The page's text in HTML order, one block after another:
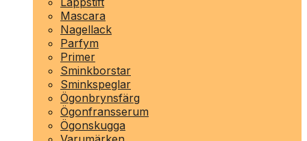
Mascara
Nagellack
Parfym
Primer
Sminkborstar
Sminkspeglar
Ögonbrynsfärg
Ögonfransserum
Ögonskugga